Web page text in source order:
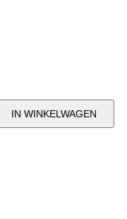
IN WINKELWAGEN